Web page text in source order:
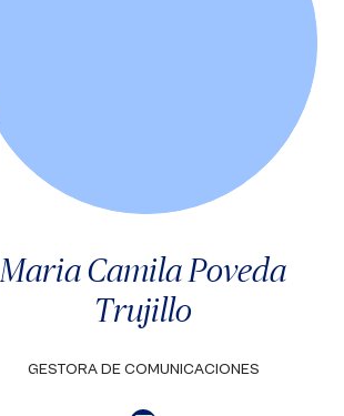
Maria Camila Poveda
Trujillo
GESTORA DE COMUNICACIONES